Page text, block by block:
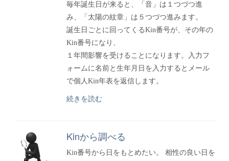
毎年誕生日が来ると、「音」は１つづつ進
み、「太陽の紋章」は５つづつ進みます。
誕生日ごとに回ってくるKin番号が、その年の
Kin番号になり、
１年間影響を受けることになります。入力フ
ォームに名前と生年月日を入力するとメール
で個人Kin年表を返信します。
続きを読む
Kinから調べる
Kin番号から日をもとめたい。 相性の良い日を